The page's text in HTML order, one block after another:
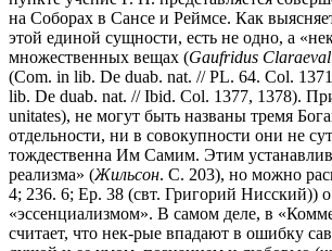
на Соборах в Сансе и Реймсе. Как
этой единой сущности, есть не одно, а
множественных вещах (Gaufridus
(Com. in lib. De duab. nat. // PL. 64. Col.
lib. De duab. nat. // Ibid. Col. 1377, 1378).
unitates), не могут быть названы тремя
отдельности, ни в совокупности они не
тождественна Им Самим. Этим
реализма» (Жильсон. С. 203), но можно
4; 236. 6; Ep. 38 (свт. Григорий Нисский))
«эссенциализмом». В самом деле, в
считает, что нек-рые впадают в ошибку